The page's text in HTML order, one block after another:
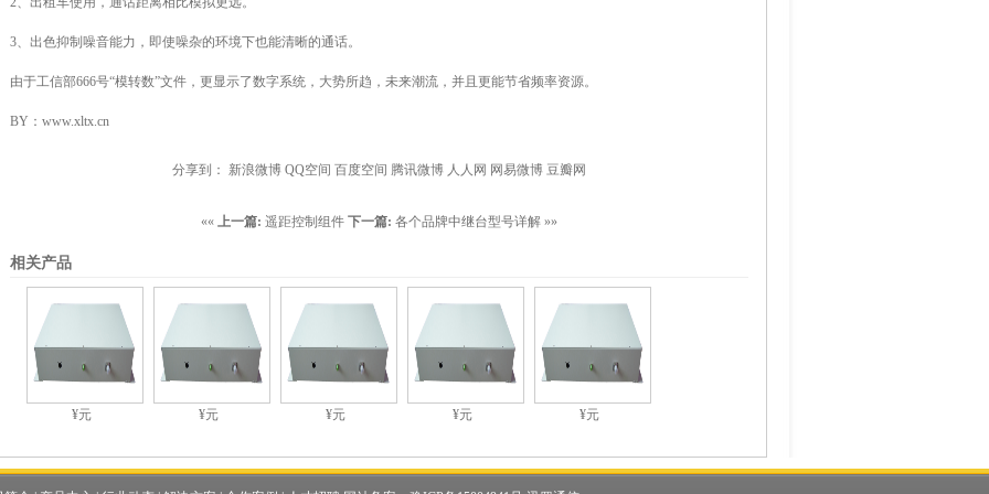
3、出色抑制噪音能力，即使噪杂的环境下也能清晰的通话。
由于工信部666号“模转数”文件，更显示了数字系统，大势所趋，未来潮流，并且更能节省频率资源。
BY：www.xltx.cn
分享到： 新浪微博 QQ空间 百度空间 腾讯微博 人人网 网易微博 豆瓣网
«« 上一篇: 遥距控制组件 下一篇: 各个品牌中继台型号详解 »»
相关产品
¥元 ¥元 ¥元 ¥元 ¥元